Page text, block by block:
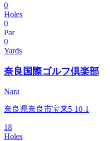
0
Holes
0
Par
0
Yards
奈良国際ゴルフ倶楽部
Nara
奈良県奈良市宝来5-10-1
18
Holes